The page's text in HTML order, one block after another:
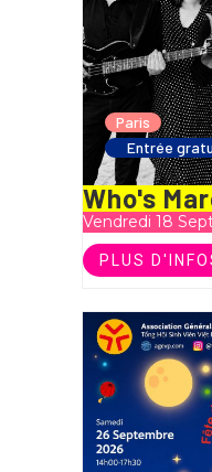
Paris
Entrée
Who's
Vendredi 18
PLUS